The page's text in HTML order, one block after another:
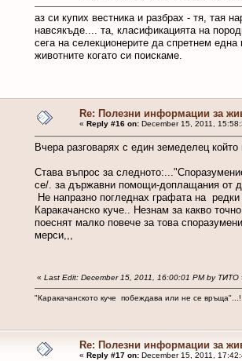
аз си купих вестника и разбрах - тя, тая
навсякъде.... та, класификацията на
сега на селекционерите да спретнем
животните когато си поискаме.
Re: Полезни информации за
« Reply #16 on:December 15, 2011,
Вчера разговарях с един земеделец
Става въпрос за
се/. за държавни помощи-доплащания от
Не напразно погледнах графата на
Каракачанско куче.. Незнам за какво
поеснят малко повече за това
мерси,,,
« Last Edit: December 15, 2011, 16:00:01 PM by ТИТО
"Каракачанското куче побеждава или не се връща"...!
Re: Полезни информации за
« Reply #17 on:December 15, 2011,